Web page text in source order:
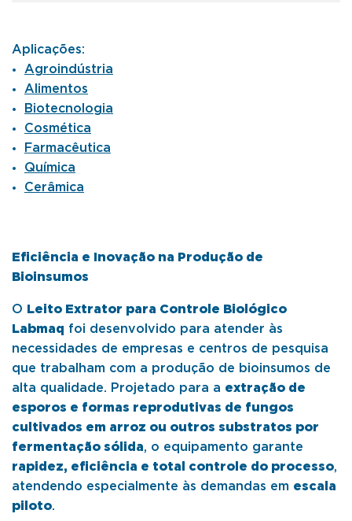
Aplicações:
Agroindústria
Alimentos
Biotecnologia
Cosmética
Farmacêutica
Química
Cerâmica
Eficiência e Inovação na Produção de
Bioinsumos
O
Leito Extrator para Controle Biológico
Labmaq foi desenvolvido para atender às
necessidades de empresas e centros de pesquisa
que trabalham com a produção de bioinsumos de
alta qualidade. Projetado para a extração de
esporos e formas reprodutivas de fungos
cultivados em arroz ou outros substratos por
fermentação sólida, o equipamento garante
rapidez, eficiência e total controle do processo,
atendendo especialmente às demandas em escala
piloto.